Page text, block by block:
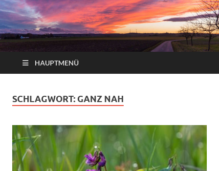
HAUPTMENÜ
SCHLAGWORT: GANZ NAH